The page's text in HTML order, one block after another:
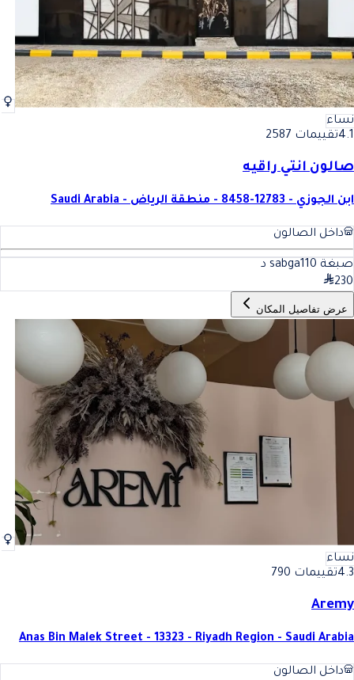
نساء
4.1تقييمات 2587
صالون انتي راقيه
ابن الجوزي - 12783-8458 - منطقة الرياض - Saudi Arabia
داخل الصالون
صبغة sabga 110
د
230
عرض تفاصيل المكان
نساء
4.3تقييمات 790
Aremy
Anas Bin Malek Street - 13323 - Riyadh Region - Saudi Arabia
داخل الصالون